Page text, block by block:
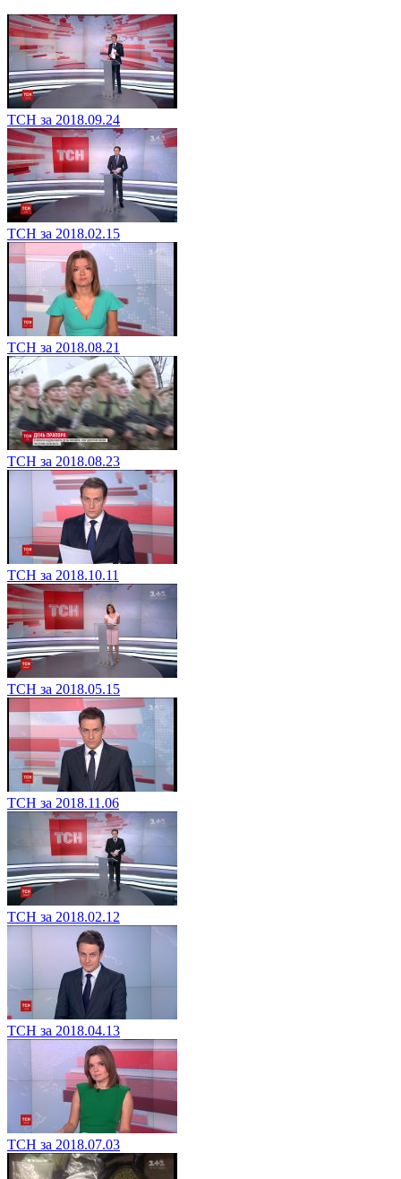
ТСН за 2018.09.24
ТСН за 2018.02.15
ТСН за 2018.08.21
ТСН за 2018.08.23
ТСН за 2018.10.11
ТСН за 2018.05.15
ТСН за 2018.11.06
ТСН за 2018.02.12
ТСН за 2018.04.13
ТСН за 2018.07.03